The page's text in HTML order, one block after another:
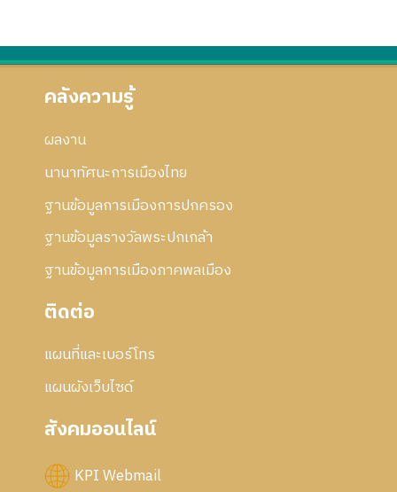
คลังความรู้
ผลงาน
นานาทัศนะการเมืองไทย
ฐานข้อมูลการเมืองการปกครอง
ฐานข้อมูลรางวัลพระปกเกล้า
ฐานข้อมูลการเมืองภาคพลเมือง
ติดต่อ
แผนที่และเบอร์โทร
แผนผังเว็บไซด์
สังคมออนไลน์
KPI Webmail